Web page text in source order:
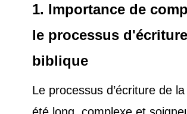
1. Importance de
le processus d'écriture
biblique
Le processus d’écriture de
été long, complexe et